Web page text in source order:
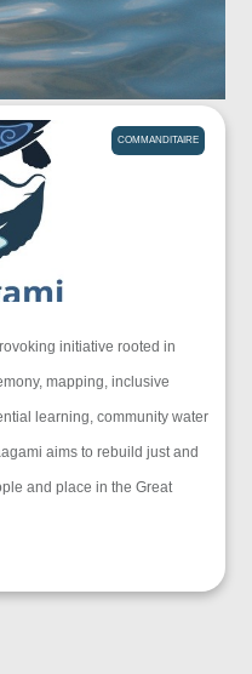
COMMANDITAIRE
initiative rooted in
mapping, inclusive
learning, community water
aims to rebuild just and
and place in the Great